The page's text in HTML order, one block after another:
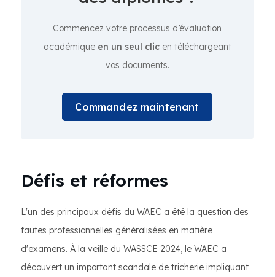
Commencez votre processus d’évaluation
académiqueen un seul clicen téléchargeant
vos documents.
Commandez maintenant
Défis et réformes
L'un des principaux défis du WAEC a été la question des
fautes professionnelles généralisées en matière
d'examens. À la veille du WASSCE 2024, le WAEC a
découvert un important scandale de tricherie impliquant